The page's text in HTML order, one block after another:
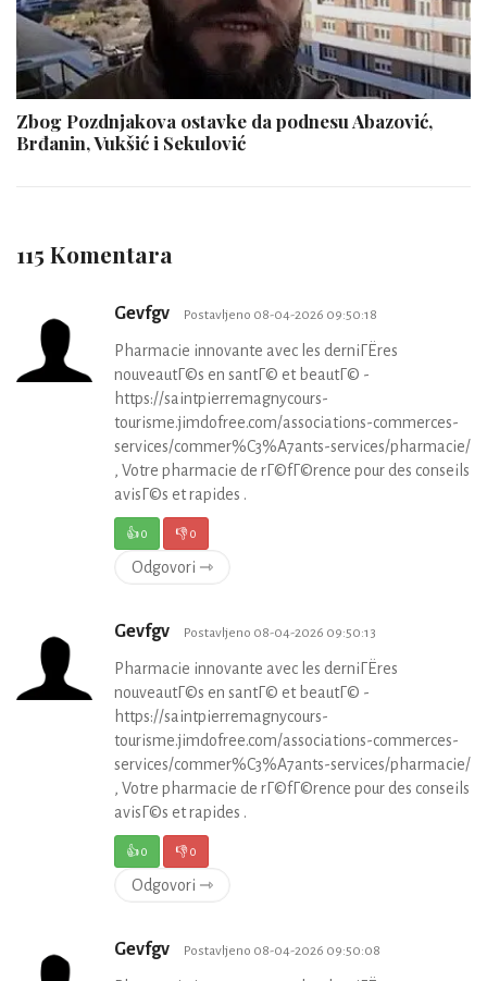
Zbog Pozdnjakova ostavke da podnesu Abazović,
Brđanin, Vukšić i Sekulović
115 Komentara
Gevfgv Postavljeno 08-04-2026 09:50:18
Pharmacie innovante avec les derniГЁres
nouveautГ©s en santГ© et beautГ© -
https://saintpierremagnycours-
tourisme.jimdofree.com/associations-commerces-
services/commer%C3%A7ants-services/pharmacie/
, Votre pharmacie de rГ©fГ©rence pour des conseils
avisГ©s et rapides .
👍0 👎0
Odgovori ⇾
Gevfgv Postavljeno 08-04-2026 09:50:13
Pharmacie innovante avec les derniГЁres
nouveautГ©s en santГ© et beautГ© -
https://saintpierremagnycours-
tourisme.jimdofree.com/associations-commerces-
services/commer%C3%A7ants-services/pharmacie/
, Votre pharmacie de rГ©fГ©rence pour des conseils
avisГ©s et rapides .
👍0 👎0
Odgovori ⇾
Gevfgv Postavljeno 08-04-2026 09:50:08